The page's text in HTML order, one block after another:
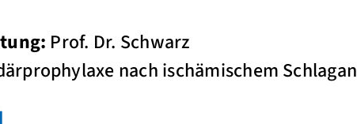
Prof. Dr. Schwarz
nach ischämischem